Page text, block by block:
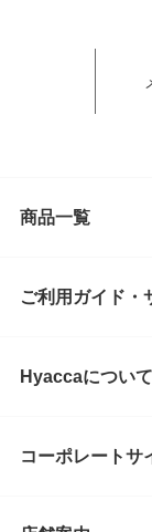
商品一覧
ご利用ガイド・
Hyaccaについて
コーポレートサ